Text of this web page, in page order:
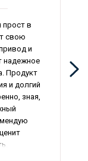
прост в
свою
и
надежное
Продукт
и долгий
зная,